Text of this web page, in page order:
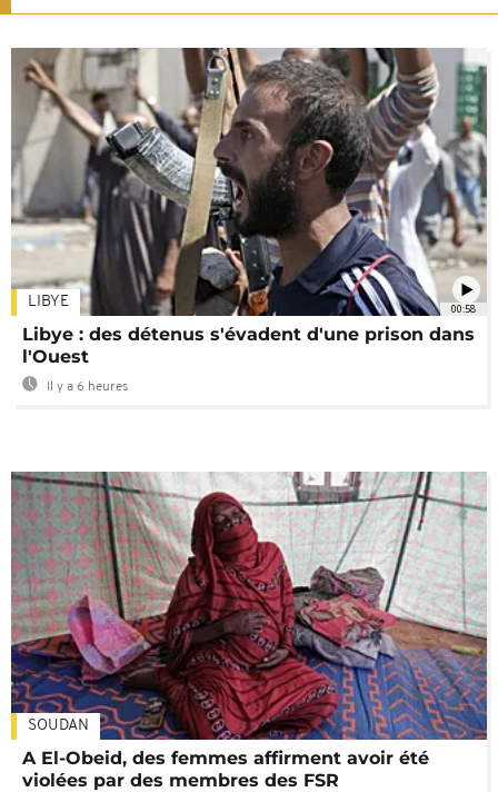
00:58
LIBYE
Libye : des détenus s'évadent d'une prison dans
l'Ouest
Il y a 6 heures
SOUDAN
A El-Obeid, des femmes affirment avoir été
violées par des membres des FSR